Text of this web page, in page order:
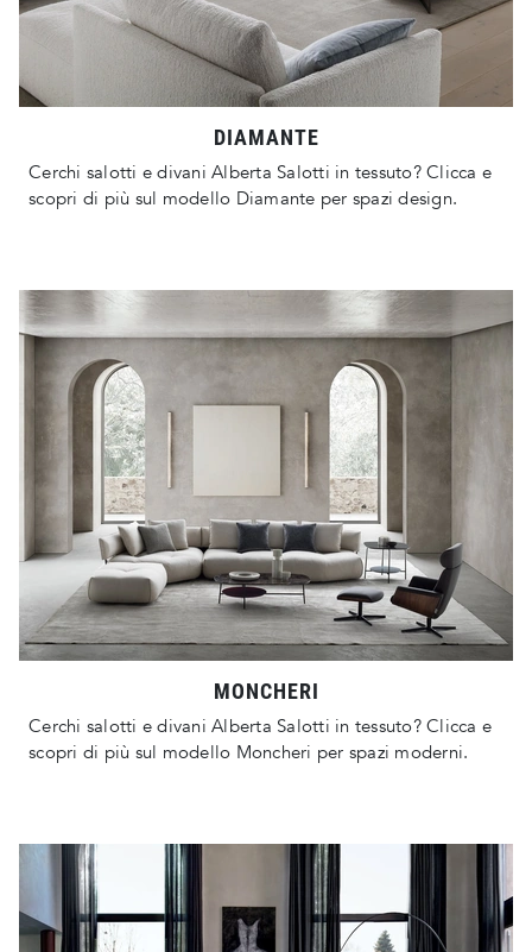
DIAMANTE
Cerchi salotti e divani Alberta Salotti in tessuto? Clicca e
scopri di più sul modello Diamante per spazi design.
MONCHERI
Cerchi salotti e divani Alberta Salotti in tessuto? Clicca e
scopri di più sul modello Moncheri per spazi moderni.